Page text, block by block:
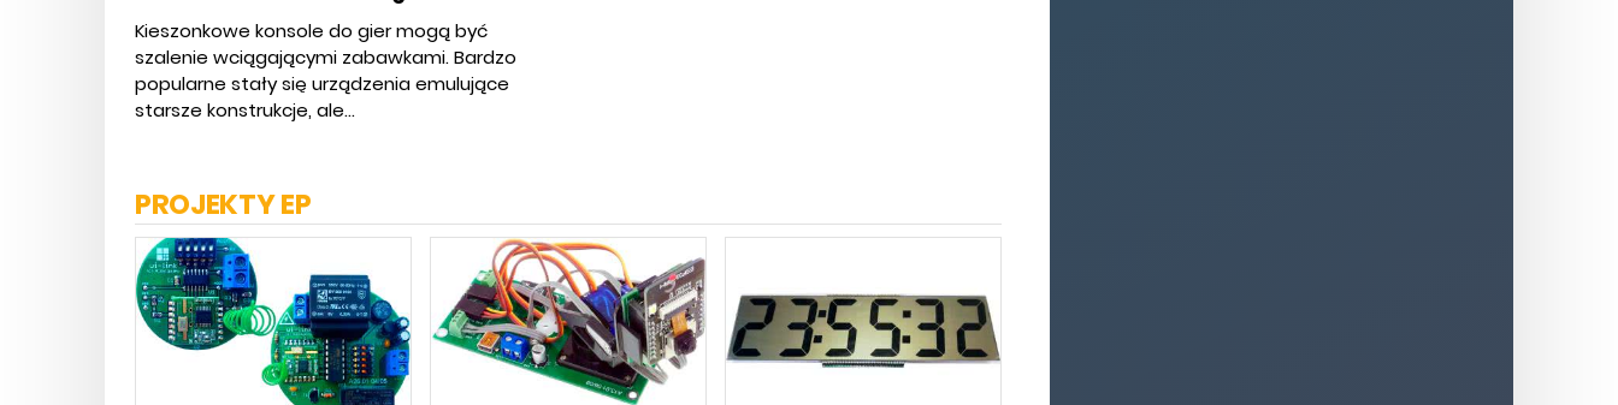
Kieszonkowe konsole do gier mogą być
szalenie wciągającymi zabawkami. Bardzo
popularne stały się urządzenia emulujące
starsze konstrukcje, ale...
PROJEKTY EP